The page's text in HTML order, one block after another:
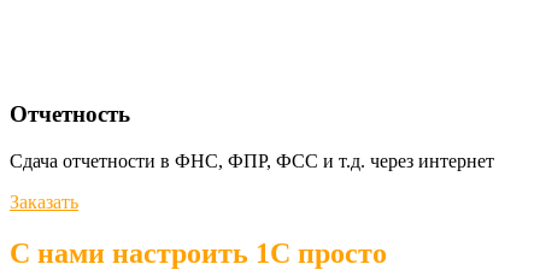
Отчетность
Сдача отчетности в ФНС, ФПР, ФСС и т.д. через интернет
Заказать
С нами настроить 1C просто